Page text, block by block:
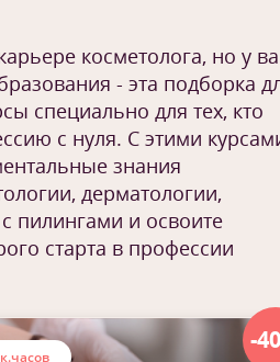
косметолога, но у
- эта подборка
специально для тех, кто
с нуля. С этими
знания
дерматологии,
пилингами и освоите
старта в профессии
-